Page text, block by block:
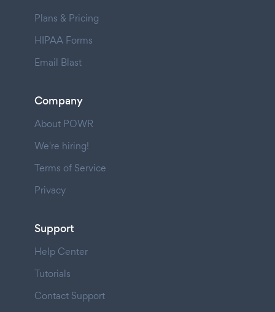
Plans & Pricing
HIPAA Forms
Email Blast
Company
About POWR
We're hiring!
Terms of Service
Privacy
Support
Help Center
Tutorials
Contact Support